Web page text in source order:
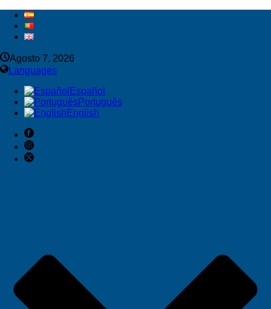
Agosto 7, 2026
Languages
Español
Português
English